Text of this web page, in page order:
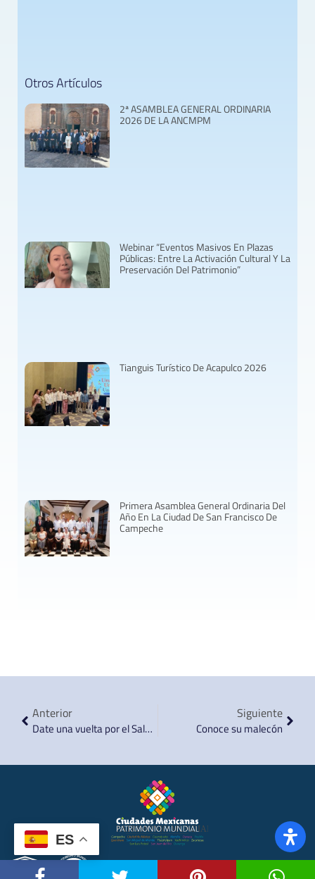
Otros Artículos
2ª ASAMBLEA GENERAL ORDINARIA
2026 DE LA ANCMPM
Webinar “Eventos Masivos En Plazas
Públicas: Entre La Activación Cultural Y La
Preservación Del Patrimonio”
Tianguis Turístico De Acapulco 2026
Primera Asamblea General Ordinaria Del
Año En La Ciudad De San Francisco De
Campeche
Anterior
Date una vuelta por el Salón Rincón Colonial
Siguiente
Conoce su malecón
Powered by Mediamagix
ES